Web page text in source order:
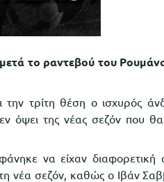
το ραντεβού του
τρίτη θέση ο ισχυρός
όψει της νέας σεζόν που θα
να είχαν
νέα σεζόν, καθώς ο Ιβάν